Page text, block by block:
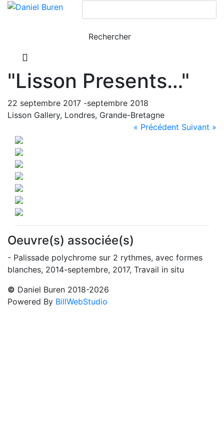
"Lisson Presents…"
22 septembre 2017 -septembre 2018
Lisson Gallery, Londres, Grande-Bretagne
« Précédent Suivant »
Oeuvre(s) associée(s)
- Palissade polychrome sur 2 rythmes, avec formes
blanches, 2014-septembre, 2017, Travail in situ
© Daniel Buren 2018-2026
Powered By BillWebStudio